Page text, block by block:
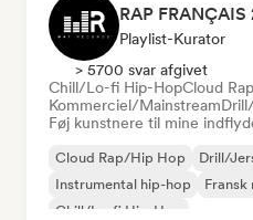
Playlist-Kurator
> 5700 svar afgivet
Chill/Lo-fi Hip-HopCloud
Kommerciel/Mainstream
Føj kunstnere til mine
Cloud Rap/Hip Hop Drill/
Instrumental hip-hop
Fransk
Chill/Lo-fi Hip-Hop